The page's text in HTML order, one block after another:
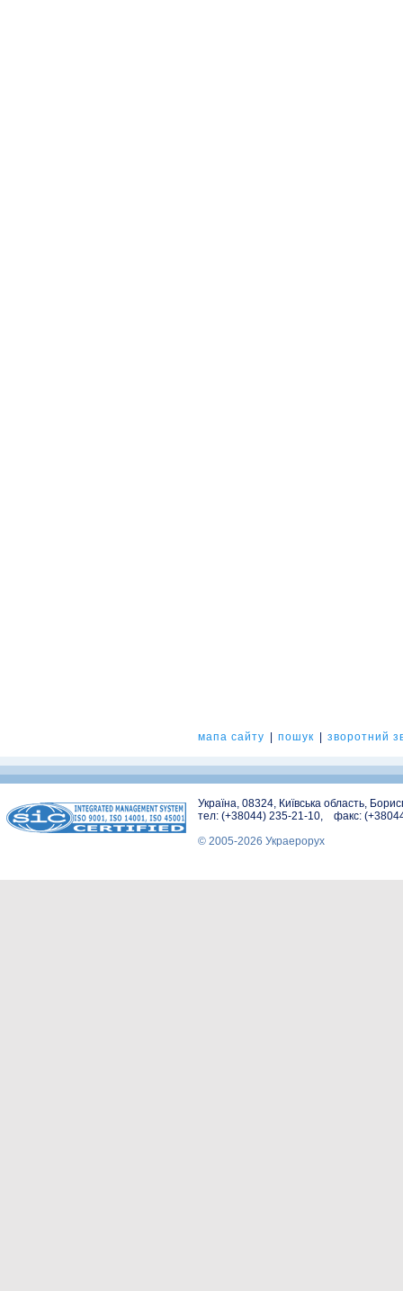
мапа сайту пошук зворотний
Україна, 08324, Київська область,
тел: (+38044) 235-21-10, факс:
© 2005-2026 Украерорух